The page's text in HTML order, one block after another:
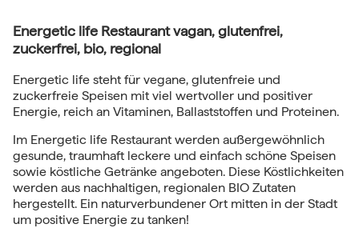
Energetic life Restaurant vagan, glutenfrei,
zuckerfrei, bio, regional
Energetic life steht für vegane, glutenfreie und
zuckerfreie Speisen mit viel wertvoller und positiver
Energie, reich an Vitaminen, Ballaststoffen und Proteinen.
Im Energetic life Restaurant werden außergewöhnlich
gesunde, traumhaft leckere und einfach schöne Speisen
sowie köstliche Getränke angeboten. Diese Köstlichkeiten
werden aus nachhaltigen, regionalen BIO Zutaten
hergestellt. Ein naturverbundener Ort mitten in der Stadt
um positive Energie zu tanken!